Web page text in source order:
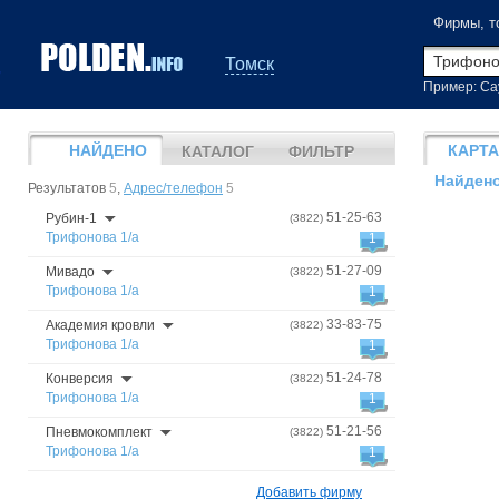
Томск
Фирмы,
Пример:
НАЙДЕНО КАТАЛОГ ФИЛЬТР
Результатов 5, Адрес/телефон 5
Рубин-1
Трифонова 1/а
(3822) 51-25-63
1
Мивадо
Трифонова 1/а
(3822) 51-27-09
1
Академия кровли
Трифонова 1/а
(3822) 33-83-75
1
Конверсия
Трифонова 1/а
(3822) 51-24-78
1
Пневмокомплект
Трифонова 1/а
(3822) 51-21-56
1
Добавить фирму
КАРТА